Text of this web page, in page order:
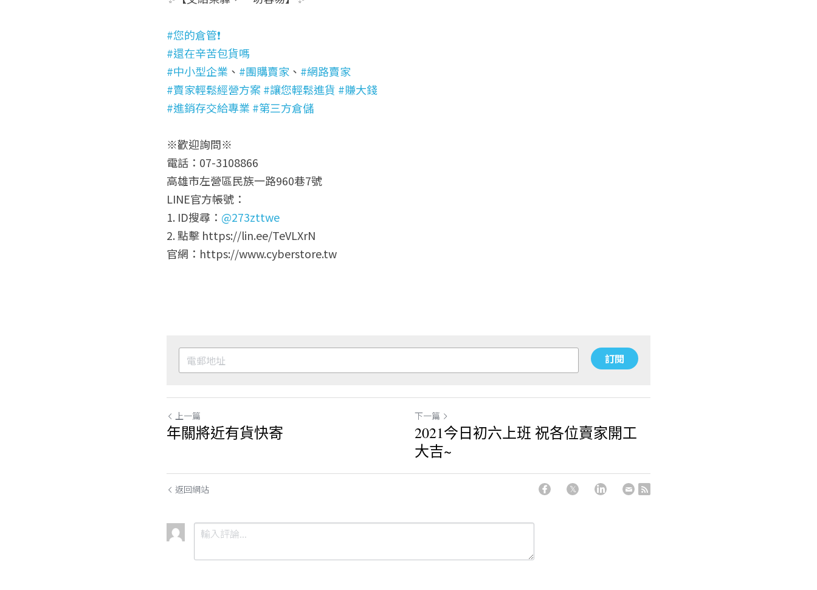
#您的倉管❗
#還在辛苦包貨嗎
#中小型企業 、 #團購賣家 、 #網路賣家
#賣家輕鬆經營方案 #讓您輕鬆進貨 #賺大錢
#進銷存交給專業 #第三方倉儲
※歡迎詢問※
電話：07-3108866
高雄市左營區民族一路960巷7號
LINE官方帳號：
1. ID搜尋： @273zttwe
2. 點擊 https://lin.ee/TeVLXrN
官網：https://www.cyberstore.tw
訂閱
上一篇
年關將近有貨快寄
下一篇
2021今日初六上班 祝各位賣家開工
大吉~
返回網站